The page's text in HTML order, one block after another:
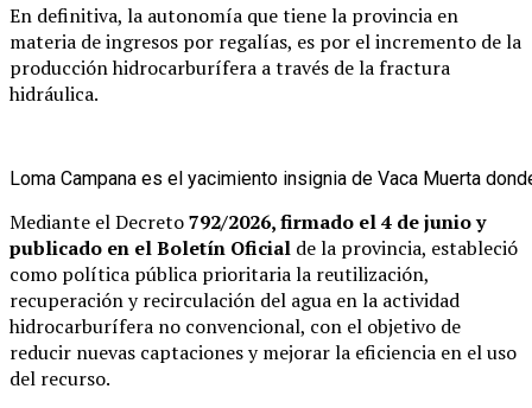
En definitiva, la autonomía que tiene la provincia en
materia de ingresos por regalías, es por el incremento de la
producción hidrocarburífera a través de la fractura
hidráulica.
Loma Campana es el yacimiento insignia de Vaca Muerta
Mediante el Decreto792/2026, firmado el 4 de junio y
publicado en el Boletín Oficial de la provincia, estableció
como política pública prioritaria la reutilización,
recuperación y recirculación del agua en la actividad
hidrocarburífera no convencional, con el objetivo de
reducir nuevas captaciones y mejorar la eficiencia en el uso
del recurso.